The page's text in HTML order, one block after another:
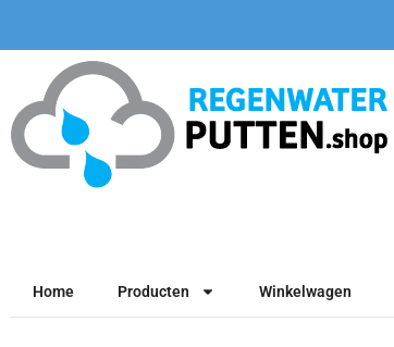
Home Producten Winkelwagen